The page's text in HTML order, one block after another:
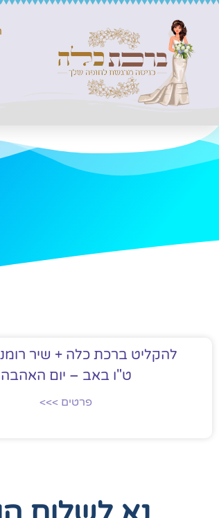
להקליט ברכת כלה + שיר
ט"ו באב – יום האהבה
פרטים >>>